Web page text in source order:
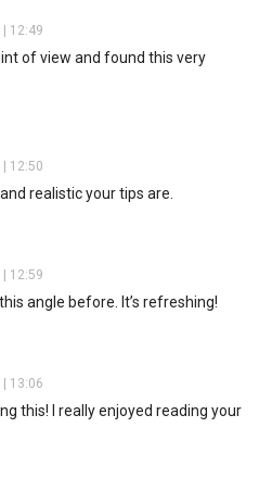
| 12:49
of view and found this very
| 12:50
realistic your tips are.
| 12:59
this angle before. It’s refreshing!
| 13:06
this! I really enjoyed reading your